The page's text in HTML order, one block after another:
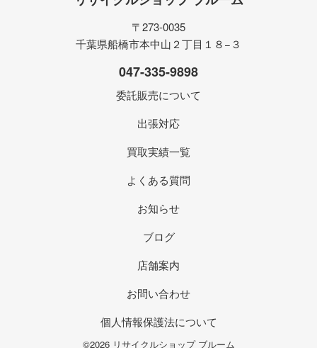
〒273-0035
千葉県船橋市本中山２丁目１８−３
047-335-9898
委託販売について
出張対応
買取実績一覧
よくある質問
お知らせ
ブログ
店舗案内
お問い合わせ
個人情報保護法について
©2026 リサイクルショップ ブルーム